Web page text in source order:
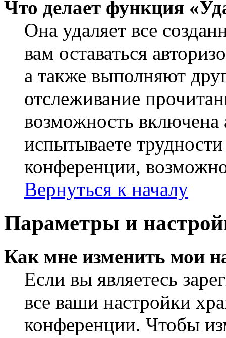
Что делает функция
Она удаляет все
вам оставаться
а также выполняют
отслеживание
возможность
испытываете
конференции,
Вернуться к началу
Параметры и
Как мне изменить мои
Если вы являетесь
все ваши настройки
конференции. Чтобы